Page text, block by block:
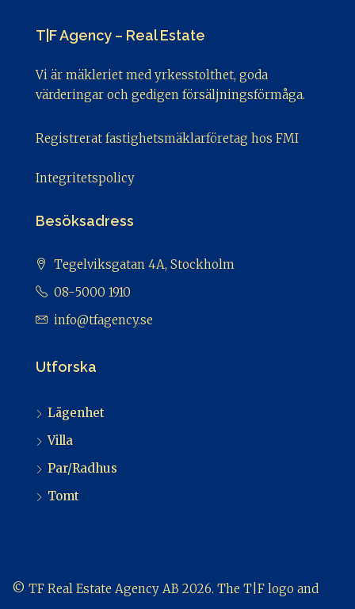
T|F Agency – Real Estate
Vi är mäkleriet med yrkesstolthet, goda
värderingar och gedigen försäljningsförmåga.
Registrerat fastighetsmäklarföretag hos FMI
Integritetspolicy
Besöksadress
Tegelviksgatan 4A, Stockholm
08-5000 1910
info@tfagency.se
Utforska
Lägenhet
Villa
Par/Radhus
Tomt
© TF Real Estate Agency AB 2026. The T|F logo and